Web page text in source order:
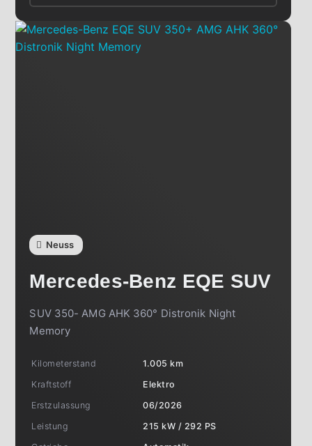
Neuss
Mercedes-Benz EQE SUV
SUV 350- AMG AHK 360° Distronik Night
Memory
Kilometerstand
1.005 km
Kraftstoff
Elektro
Erstzulassung
06/2026
Leistung
215 kW / 292 PS